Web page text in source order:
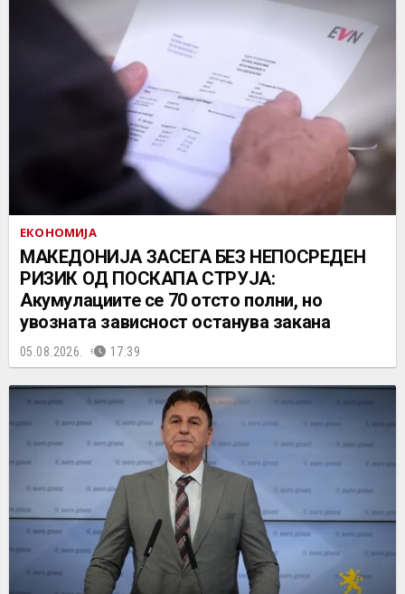
ЕКОНОМИЈА
МАКЕДОНИЈА ЗАСЕГА БЕЗ НЕПОСРЕДЕН
РИЗИК ОД ПОСКАПА СТРУЈА:
Акумулациите се 70 отсто полни, но
увозната зависност останува закана
05.08.2026. 17:39